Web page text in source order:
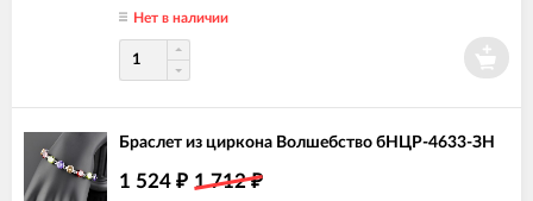
Нет в наличии
Браслет из циркона Волшебство бНЦР-4633-ЗН
1 524 ₽ 1 712₽